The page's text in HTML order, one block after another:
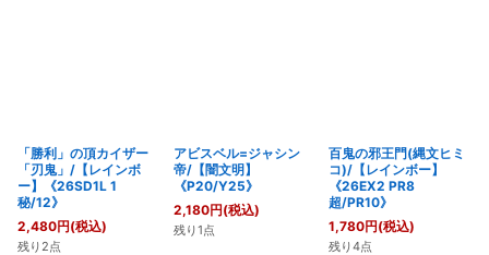
「勝利」の頂カイザー
「刃鬼」/【レインボ
ー】《26SD1L 1
秘/12》
2,480円(税込)
残り2点
アビスベル=ジャシン
帝/【闇文明】
《P20/Y25》
2,180円(税込)
残り1点
百鬼の邪王門(縄文ヒミ
コ)/【レインボー】
《26EX2 PR8
超/PR10》
1,780円(税込)
残り4点